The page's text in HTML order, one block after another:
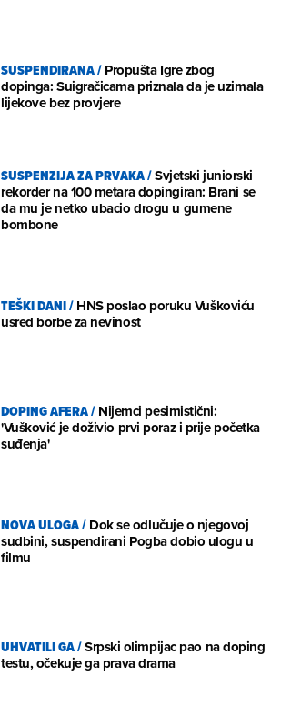
SUSPENDIRANA/Propušta Igre zbog
dopinga: Suigračicama priznala da je uzimala
lijekove bez provjere
SUSPENZIJA ZA PRVAKA/Svjetski juniorski
rekorder na 100 metara dopingiran: Brani se
da mu je netko ubacio drogu u gumene
bombone
TEŠKI DANI/HNS poslao poruku Vuškoviću
usred borbe za nevinost
DOPING AFERA/Nijemci pesimistični:
'Vušković je doživio prvi poraz i prije početka
suđenja'
NOVA ULOGA/Dok se odlučuje o njegovoj
sudbini, suspendirani Pogba dobio ulogu u
filmu
UHVATILI GA/Srpski olimpijac pao na doping
testu, očekuje ga prava drama